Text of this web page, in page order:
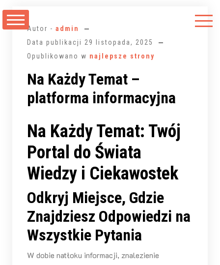
do
Autor - admin
Data publikacji 29 listopada, 2025
Opublikowano w najlepsze strony
Na Każdy Temat –
platforma informacyjna
Na Każdy Temat: Twój
Portal do Świata
Wiedzy i Ciekawostek
Odkryj Miejsce, Gdzie
Znajdziesz Odpowiedzi na
Wszystkie Pytania
W dobie natłoku informacji, znalezienie